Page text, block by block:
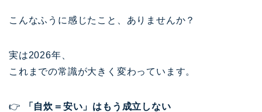
こんなふうに感じたこと、ありませんか？
実は2026年、
これまでの常識が大きく変わっています。
👉 「自炊＝安い」はもう成立しない